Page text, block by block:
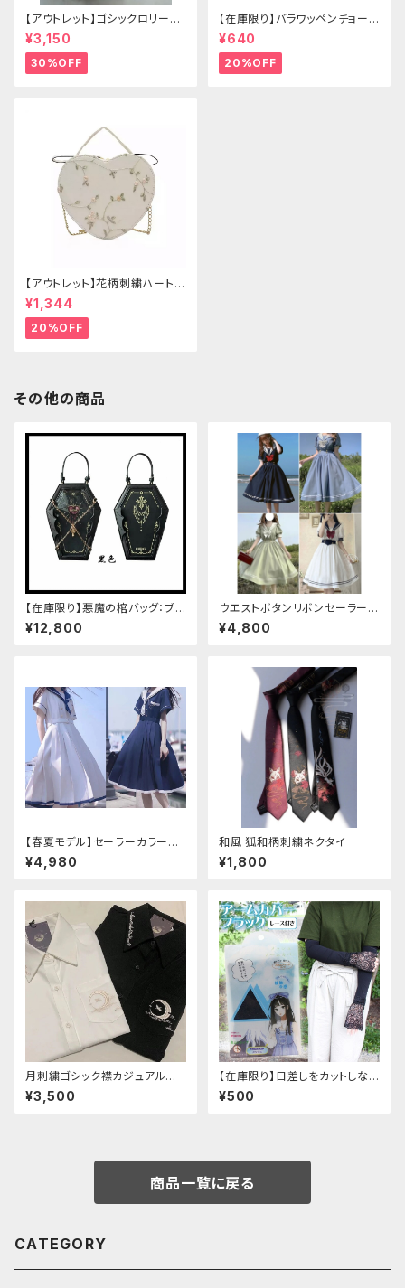
【アウトレット】ゴシックロリータ
ゴールドクラウン＆ホーン(ヴェ
ール付き)
¥3,150
30%OFF
【在庫限り】バラワッペンチョーカ
ー
¥640
20%OFF
【アウトレット】花柄刺繍ハートバ
ッグ
¥1,344
20%OFF
その他の商品
【在庫限り】悪魔の棺バッグ：ブラ
ック
¥12,800
ウエストボタンリボンセーラーワ
ンピース
¥4,800
【春夏モデル】セーラーカラープ
リーツワンピース
¥4,980
和風 狐和柄刺繍ネクタイ
¥1,800
月刺繍ゴシック襟カジュアルブラ
ウス(長袖)
¥3,500
【在庫限り】日差しをカットしな
がら手元もオシャレに♪ UVア
ームカバー ブラック レース
¥500
商品一覧に戻る
CATEGORY